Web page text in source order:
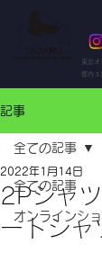
東京
都内
記事
全ての記事
オンラインシ
全ての記事
2Pシャ
ートシャ
2022年1月14日